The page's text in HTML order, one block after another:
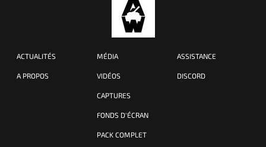
ACTUALITÉS
A PROPOS
MÉDIA
VIDÉOS
CAPTURES
FONDS D'ÉCRAN
PACK COMPLET
ASSISTANCE
DISCORD